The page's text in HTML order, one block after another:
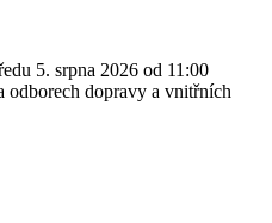
5. srpna 2026 od 11:00
odborech dopravy a vnitřních